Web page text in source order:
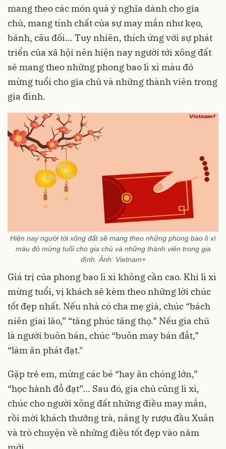
mang theo các món quà ý nghĩa dành cho gia
chủ, mang tính chất của sự may mắn như kẹo,
bánh, câu đối... Tuy nhiên, thích ứng với sự phát
triển của xã hội nên hiện nay người tới xông đất
sẽ mang theo những phong bao lì xì màu đỏ
mừng tuổi cho gia chủ và những thành viên trong
gia đình.
Hiện nay người tới xông đất sẽ mang theo những phong bao lì xì
màu đỏ mừng tuổi cho gia chủ và những thành viên trong gia
đình. Ảnh: Vietnam+
Giá trị của phong bao lì xì không cần cao. Khi lì xì
mừng tuổi, vị khách sẽ kèm theo những lời chúc
tốt đẹp nhất. Nếu nhà có cha mẹ già, chúc “bách
niên giai lão,” “tăng phúc tăng thọ.” Nếu gia chủ
là người buôn bán, chúc “buôn may bán đắt,”
“làm ăn phát đạt."
Gặp trẻ em, mừng các bé “hay ăn chóng lớn,”
“học hành đỗ đạt”... Sau đó, gia chủ cũng lì xì,
chúc cho người xông đất những điều may mắn,
rồi mời khách thưởng trà, nâng ly rượu đầu Xuân
và trò chuyện về những điều tốt đẹp vào năm